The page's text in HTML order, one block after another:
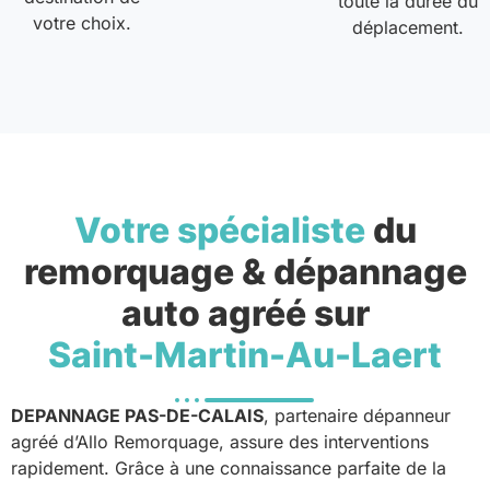
votre choix.
déplacement.
Votre spécialistedu
remorquage & dépannage
auto agréé sur
Saint-Martin-Au-Laert
DEPANNAGE PAS-DE-CALAIS, partenaire dépanneur
agréé d’Allo Remorquage, assure des interventions
rapidement. Grâce à une connaissance parfaite de la